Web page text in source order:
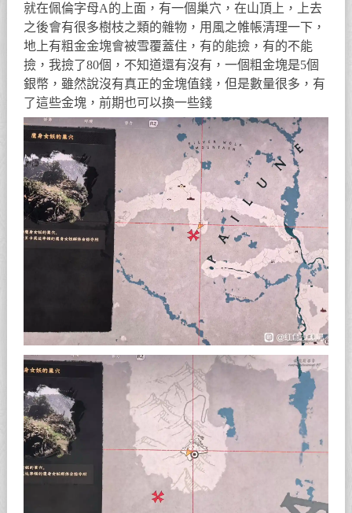
就在佩倫字母A的上面，有一個巢穴，在山頂上，上去
之後會有很多樹枝之類的雜物，用風之帷帳清理一下，
地上有粗金金塊會被雪覆蓋住，有的能撿，有的不能
撿，我撿了80個，不知道還有沒有，一個粗金塊是5個
銀幣，雖然說沒有真正的金塊值錢，但是數量很多，有
了這些金塊，前期也可以換一些錢